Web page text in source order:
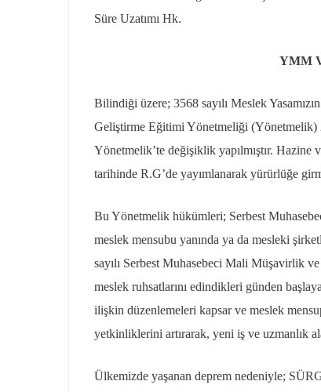
Süre Uzatımı Hk.
YMM
Bilindiği üzere; 3568 sayılı Meslek
Geliştirme Eğitimi Yönetmeliği (Yönetmelik)
Yönetmelik’te değişiklik yapılmıştır.
tarihinde R.G’de yayımlanarak yürürlüğe
Bu Yönetmelik hükümleri; Serbest
meslek mensubu yanında ya da mesleki
sayılı Serbest Muhasebeci Mali Müşavirlik
meslek ruhsatlarını edindikleri günden
ilişkin düzenlemeleri kapsar ve meslek
yetkinliklerini artırarak, yeni iş ve uzmanlık
Ülkemizde yaşanan deprem nedeniyle;